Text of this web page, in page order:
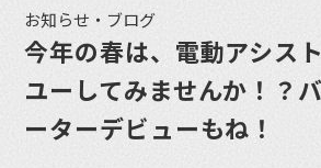
お知らせ・ブログ
今年の春は、電動アシス
ユーしてみませんか！？
ーターデビューもね！